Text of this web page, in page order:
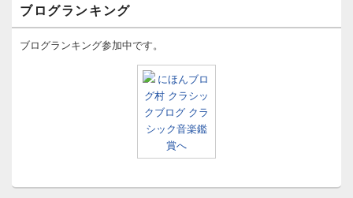
ブログランキング
ブログランキング参加中です。